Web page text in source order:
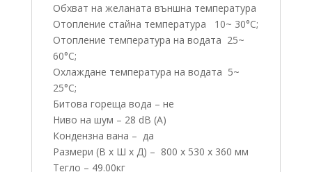
Обхват на желаната външна температура
Отопление стайна температура 10~ 30°C;
Отопление температура на водата 25~
60°C;
Охлаждане температура на водата 5~
25°C;
Битова гореща вода – не
Ниво на шум – 28 dB (A)
Кондензна вана – да
Размери (В x Ш x Д) – 800 x 530 x 360 мм
Тегло – 49.00кг